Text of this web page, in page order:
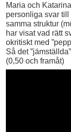
Maria och
personliga svar
samma struktur
har visat vad rätt
okritiskt med
Så det
(0,50 och framåt)